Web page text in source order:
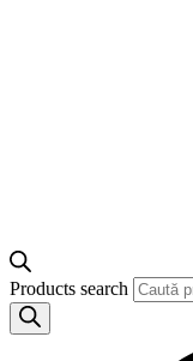
Products search